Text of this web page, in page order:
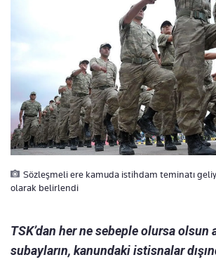
Sözleşmeli ere kamuda istihdam teminatı
olarak belirlendi
TSK’dan her ne sebeple olursa olsun
subayların, kanundaki istisnalar